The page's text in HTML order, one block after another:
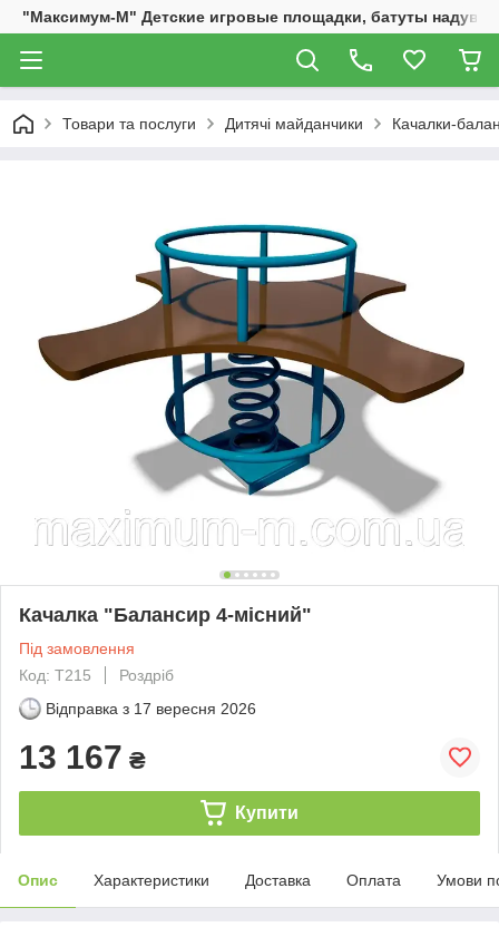
"Максимум-М" Детские игровые площадки, батуты
Товари та послуги Дитячі майданчики Качалки-
Качалка "Балансир 4-місний"
Під замовлення
Код: T215
Роздріб
Відправка з 17 вересня 2026
13 167 ₴
Купити
Опис Характеристики Доставка Оплата Умови